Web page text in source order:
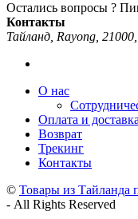
Остались вопросы ?
Контакты
Тайланд, Rayong,
О нас
Оплата и доставка
Возврат
Трекинг
Контакты
© Товары из Тайланда
- All Rights Reserved